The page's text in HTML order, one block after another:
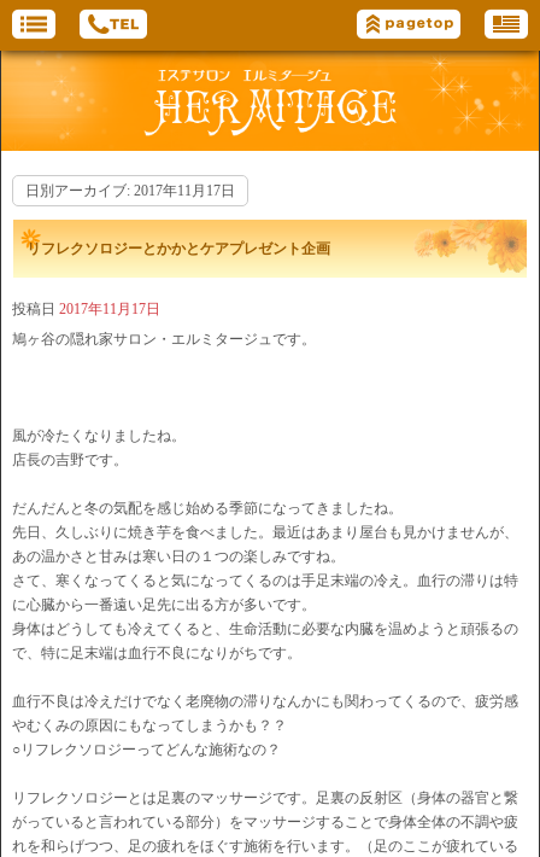
日別アーカイブ: 2017年11月17日
リフレクソロジーとかかとケアプレゼント企画
投稿日 2017年11月17日
鳩ヶ谷の隠れ家サロン・エルミタージュです。
風が冷たくなりましたね。
店長の吉野です。
だんだんと冬の気配を感じ始める季節になってきましたね。
先日、久しぶりに焼き芋を食べました。最近はあまり屋台も見かけませんが、
あの温かさと甘みは寒い日の１つの楽しみですね。
さて、寒くなってくると気になってくるのは手足末端の冷え。血行の滞りは特
に心臓から一番遠い足先に出る方が多いです。
身体はどうしても冷えてくると、生命活動に必要な内臓を温めようと頑張るの
で、特に足末端は血行不良になりがちです。
血行不良は冷えだけでなく老廃物の滞りなんかにも関わってくるので、疲労感
やむくみの原因にもなってしまうかも？？
○リフレクソロジーってどんな施術なの？
リフレクソロジーとは足裏のマッサージです。足裏の反射区（身体の器官と繋
がっていると言われている部分）をマッサージすることで身体全体の不調や疲
れを和らげつつ、足の疲れをほぐす施術を行います。（足のここが疲れている